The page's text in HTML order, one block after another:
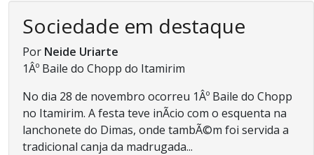
Sociedade em destaque
Por Neide Uriarte
1Âº Baile do Chopp do Itamirim
No dia 28 de novembro ocorreu 1Âº Baile do Chopp
no Itamirim. A festa teve inÃ­cio com o esquenta na
lanchonete do Dimas, onde tambÃ©m foi servida a
tradicional canja da madrugada...